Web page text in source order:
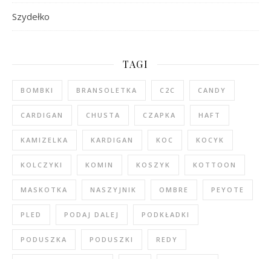
Szydełko
TAGI
BOMBKI BRANSOLETKA C2C CANDY
CARDIGAN CHUSTA CZAPKA HAFT
KAMIZELKA KARDIGAN KOC KOCYK
KOLCZYKI KOMIN KOSZYK KOTTOON
MASKOTKA NASZYJNIK OMBRE PEYOTE
PLED PODAJ DALEJ PODKŁADKI
PODUSZKA PODUSZKI REDY